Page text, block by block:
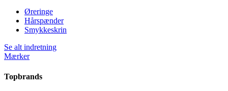
Øreringe
Hårspænder
Smykkeskrin
Se alt indretning
Mærker
Topbrands